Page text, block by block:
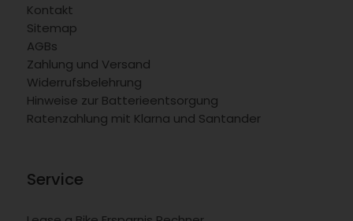
Kontakt
Sitemap
AGBs
Zahlung und Versand
Widerrufsbelehrung
Hinweise zur Batterieentsorgung
Ratenzahlung mit Klarna und Santander
Service